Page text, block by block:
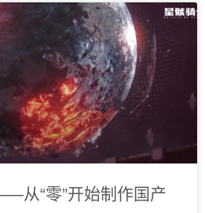
从“零”开始制作国产